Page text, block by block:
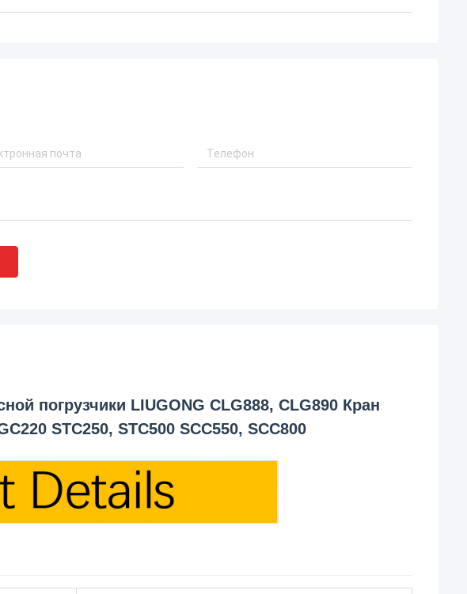
погрузчики LIUGONG CLG888, CLG890 Кран
STC250, STC500 SCC550, SCC800